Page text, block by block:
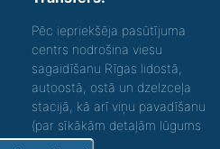
Pēc iepriekšēja pasūtījuma
centrs nodrošina viesu
sagaidīšanu Rīgas lidostā,
autoostā, ostā un dzelzceļa
stacijā, kā arī viņu pavadīšanu
(par sīkākām detaļām lūgums
zvanīt).